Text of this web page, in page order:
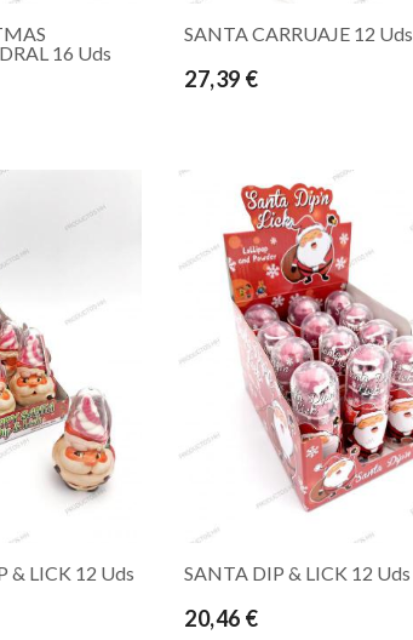
16 Uds
SANTA CARRUAJE 12 Uds
27,39 €
& LICK 12 Uds SANTA DIP & LICK 12 Uds
20,46 €